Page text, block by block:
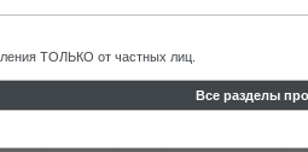
ТОЛЬКО от частных лиц.
Все разделы